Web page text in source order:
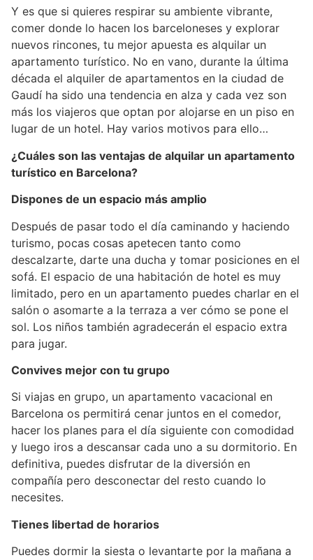
Y es que si quieres respirar su ambiente vibrante,
comer donde lo hacen los barceloneses y explorar
nuevos rincones, tu mejor apuesta es alquilar un
apartamento turístico. No en vano, durante la última
década el alquiler de apartamentos en la ciudad de
Gaudí ha sido una tendencia en alza y cada vez son
más los viajeros que optan por alojarse en un piso en
lugar de un hotel. Hay varios motivos para ello…
¿Cuáles son las ventajas de alquilar un apartamento
turístico en Barcelona?
Dispones de un espacio más amplio
Después de pasar todo el día caminando y haciendo
turismo, pocas cosas apetecen tanto como
descalzarte, darte una ducha y tomar posiciones en el
sofá. El espacio de una habitación de hotel es muy
limitado, pero en un apartamento puedes charlar en el
salón o asomarte a la terraza a ver cómo se pone el
sol. Los niños también agradecerán el espacio extra
para jugar.
Convives mejor con tu grupo
Si viajas en grupo, un apartamento vacacional en
Barcelona os permitirá cenar juntos en el comedor,
hacer los planes para el día siguiente con comodidad
y luego iros a descansar cada uno a su dormitorio. En
definitiva, puedes disfrutar de la diversión en
compañía pero desconectar del resto cuando lo
necesites.
Tienes libertad de horarios
Puedes dormir la siesta o levantarte por la mañana a